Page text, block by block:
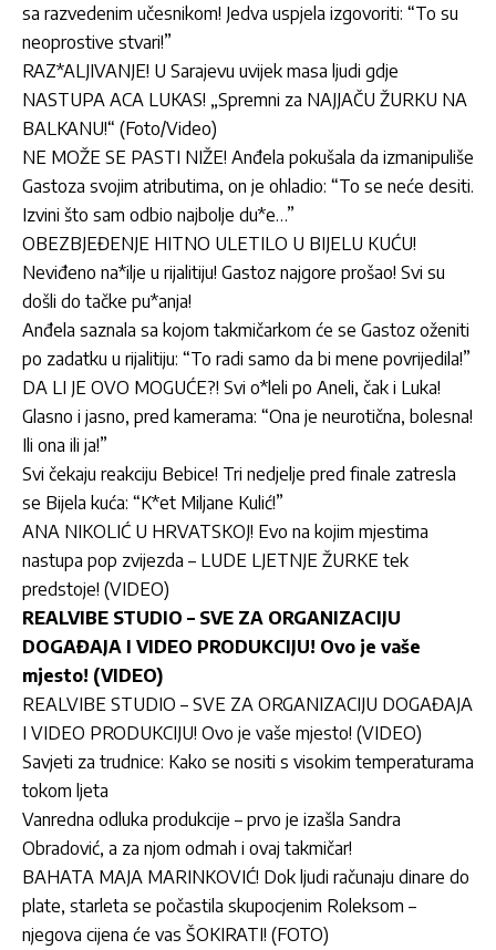
sa razvedenim učesnikom! Jedva uspjela izgovoriti: “To su
neoprostive stvari!”
RAZ*ALJIVANJE! U Sarajevu uvijek masa ljudi gdje
NASTUPA ACA LUKAS! „Spremni za NAJJAČU ŽURKU NA
BALKANU!“ (Foto/Video)
NE MOŽE SE PASTI NIŽE! Anđela pokušala da izmanipuliše
Gastoza svojim atributima, on je ohladio: “To se neće desiti.
Izvini što sam odbio najbolje du*e…”
OBEZBJEĐENJE HITNO ULETILO U BIJELU KUĆU!
Neviđeno na*ilje u rijalitiju! Gastoz najgore prošao! Svi su
došli do tačke pu*anja!
Anđela saznala sa kojom takmičarkom će se Gastoz oženiti
po zadatku u rijalitiju: “To radi samo da bi mene povrijedila!”
DA LI JE OVO MOGUĆE?! Svi o*leli po Aneli, čak i Luka!
Glasno i jasno, pred kamerama: “Ona je neurotična, bolesna!
Ili ona ili ja!”
Svi čekaju reakciju Bebice! Tri nedjelje pred finale zatresla
se Bijela kuća: “K*et Miljane Kulić!”
ANA NIKOLIĆ U HRVATSKOJ! Evo na kojim mjestima
nastupa pop zvijezda – LUDE LJETNJE ŽURKE tek
predstoje! (VIDEO)
REALVIBE STUDIO – SVE ZA ORGANIZACIJU
DOGAĐAJA I VIDEO PRODUKCIJU! Ovo je vaše
mjesto! (VIDEO)
REALVIBE STUDIO – SVE ZA ORGANIZACIJU DOGAĐAJA
I VIDEO PRODUKCIJU! Ovo je vaše mjesto! (VIDEO)
Savjeti za trudnice: Kako se nositi s visokim temperaturama
tokom ljeta
Vanredna odluka produkcije – prvo je izašla Sandra
Obradović, a za njom odmah i ovaj takmičar!
BAHATA MAJA MARINKOVIĆ! Dok ljudi računaju dinare do
plate, starleta se počastila skupocjenim Roleksom –
njegova cijena će vas ŠOKIRATI! (FOTO)